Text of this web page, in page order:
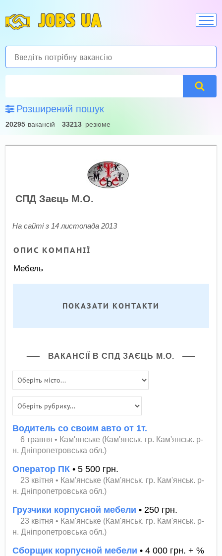
JOBS UA
Розширений пошук
20295 вакансій 33213 резюме
СПД Заєць М.О.
На сайті з 14 листопада 2013
ОПИС КОМПАНІЇ
Мебель
ПОКАЗАТИ КОНТАКТИ
ВАКАНСІЇ В СПД ЗАЄЦЬ М.О.
Водитель со своим авто от 1т.
6 травня • Кам'янське (Кам'янськ. гр. Кам'янськ. р-
н. Дніпропетровська обл.)
Оператор ПК • 5 500 грн.
23 квітня • Кам'янське (Кам'янськ. гр. Кам'янськ. р-
н. Дніпропетровська обл.)
Грузчики корпусной мебели • 250 грн.
23 квітня • Кам'янське (Кам'янськ. гр. Кам'янськ. р-
н. Дніпропетровська обл.)
Сборщик корпусной мебели • 4 000 грн. + %